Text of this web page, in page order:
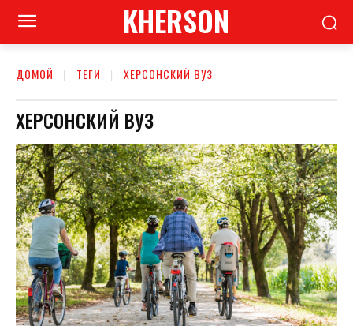
KHERSON
ДОМОЙ ТЕГИ ХЕРСОНСКИЙ ВУЗ
ХЕРСОНСКИЙ ВУЗ